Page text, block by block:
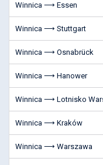
Winnica ⟶ Essen
Winnica ⟶ Stuttgart
Winnica ⟶ Osnabrück
Winnica ⟶ Hanower
Winnica ⟶ Lotnisko
Winnica ⟶ Kraków
Winnica ⟶ Warszawa